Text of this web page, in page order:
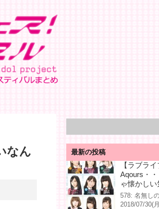
なん
最新の投稿
【ラブラ
Aqours・
ゃ懐かしい
578: 名無し
2018/07/30(